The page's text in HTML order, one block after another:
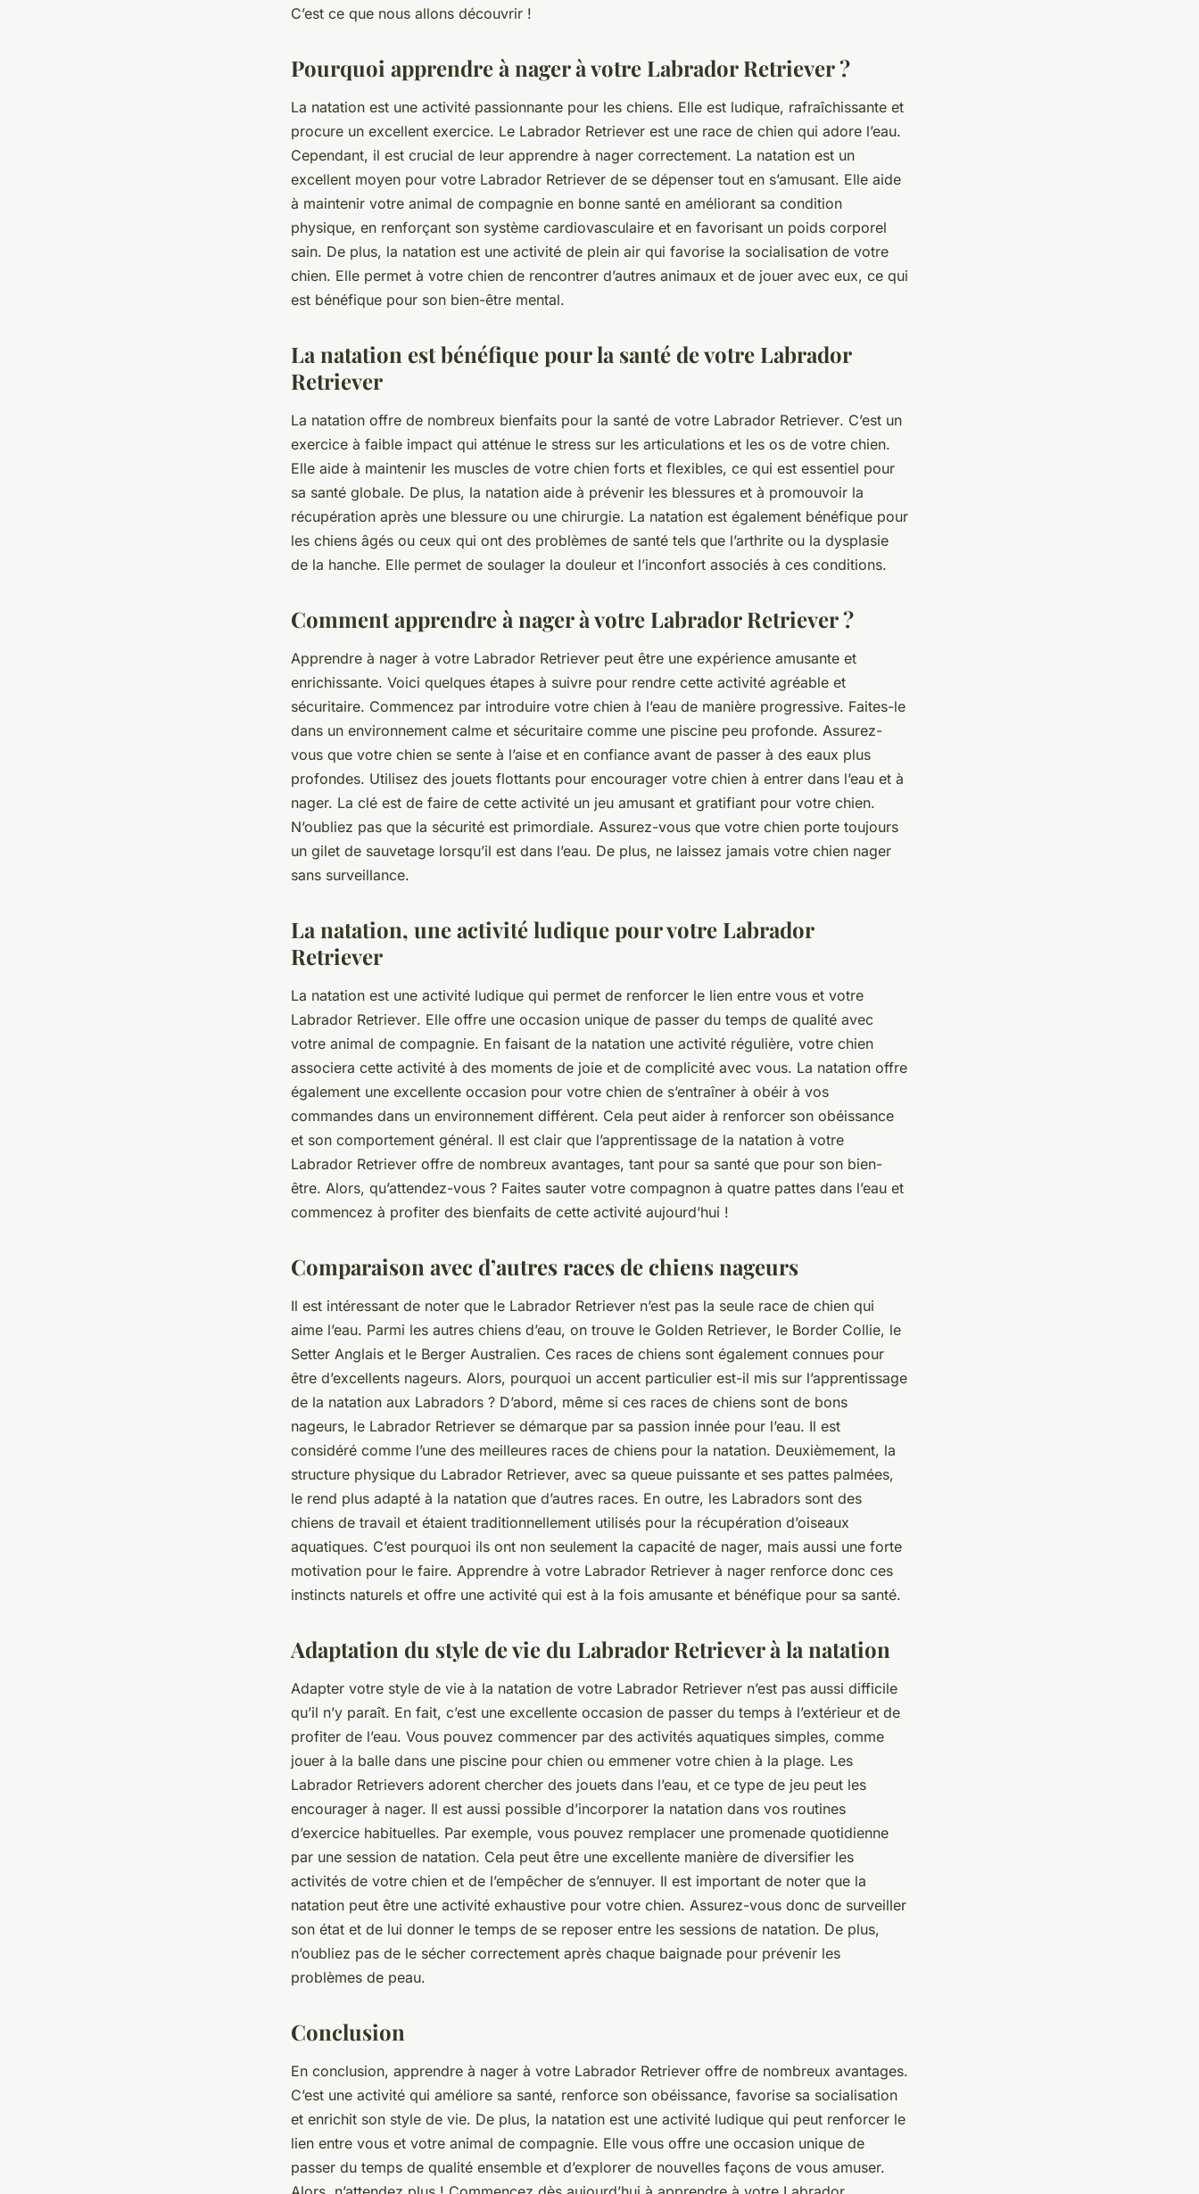
C’est ce que nous allons découvrir !
Pourquoi apprendre à nager à votre Labrador Retriever ?
La natation est une activité passionnante pour les chiens. Elle est ludique, rafraîchissante et
procure un excellent exercice. Le Labrador Retriever est une race de chien qui adore l’eau.
Cependant, il est crucial de leur apprendre à nager correctement. La natation est un
excellent moyen pour votre Labrador Retriever de se dépenser tout en s’amusant. Elle aide
à maintenir votre animal de compagnie en bonne santé en améliorant sa condition
physique, en renforçant son système cardiovasculaire et en favorisant un poids corporel
sain. De plus, la natation est une activité de plein air qui favorise la socialisation de votre
chien. Elle permet à votre chien de rencontrer d’autres animaux et de jouer avec eux, ce qui
est bénéfique pour son bien-être mental.
La natation est bénéfique pour la santé de votre Labrador
Retriever
La natation offre de nombreux bienfaits pour la santé de votre Labrador Retriever. C’est un
exercice à faible impact qui atténue le stress sur les articulations et les os de votre chien.
Elle aide à maintenir les muscles de votre chien forts et flexibles, ce qui est essentiel pour
sa santé globale. De plus, la natation aide à prévenir les blessures et à promouvoir la
récupération après une blessure ou une chirurgie. La natation est également bénéfique pour
les chiens âgés ou ceux qui ont des problèmes de santé tels que l’arthrite ou la dysplasie
de la hanche. Elle permet de soulager la douleur et l’inconfort associés à ces conditions.
Comment apprendre à nager à votre Labrador Retriever ?
Apprendre à nager à votre Labrador Retriever peut être une expérience amusante et
enrichissante. Voici quelques étapes à suivre pour rendre cette activité agréable et
sécuritaire. Commencez par introduire votre chien à l’eau de manière progressive. Faites-le
dans un environnement calme et sécuritaire comme une piscine peu profonde. Assurez-
vous que votre chien se sente à l’aise et en confiance avant de passer à des eaux plus
profondes. Utilisez des jouets flottants pour encourager votre chien à entrer dans l’eau et à
nager. La clé est de faire de cette activité un jeu amusant et gratifiant pour votre chien.
N’oubliez pas que la sécurité est primordiale. Assurez-vous que votre chien porte toujours
un gilet de sauvetage lorsqu’il est dans l’eau. De plus, ne laissez jamais votre chien nager
sans surveillance.
La natation, une activité ludique pour votre Labrador
Retriever
La natation est une activité ludique qui permet de renforcer le lien entre vous et votre
Labrador Retriever. Elle offre une occasion unique de passer du temps de qualité avec
votre animal de compagnie. En faisant de la natation une activité régulière, votre chien
associera cette activité à des moments de joie et de complicité avec vous. La natation offre
également une excellente occasion pour votre chien de s’entraîner à obéir à vos
commandes dans un environnement différent. Cela peut aider à renforcer son obéissance
et son comportement général. Il est clair que l’apprentissage de la natation à votre
Labrador Retriever offre de nombreux avantages, tant pour sa santé que pour son bien-
être. Alors, qu’attendez-vous ? Faites sauter votre compagnon à quatre pattes dans l’eau et
commencez à profiter des bienfaits de cette activité aujourd’hui !
Comparaison avec d’autres races de chiens nageurs
Il est intéressant de noter que le Labrador Retriever n’est pas la seule race de chien qui
aime l’eau. Parmi les autres chiens d’eau, on trouve le Golden Retriever, le Border Collie, le
Setter Anglais et le Berger Australien. Ces races de chiens sont également connues pour
être d’excellents nageurs. Alors, pourquoi un accent particulier est-il mis sur l’apprentissage
de la natation aux Labradors ? D’abord, même si ces races de chiens sont de bons
nageurs, le Labrador Retriever se démarque par sa passion innée pour l’eau. Il est
considéré comme l’une des meilleures races de chiens pour la natation. Deuxièmement, la
structure physique du Labrador Retriever, avec sa queue puissante et ses pattes palmées,
le rend plus adapté à la natation que d’autres races. En outre, les Labradors sont des
chiens de travail et étaient traditionnellement utilisés pour la récupération d’oiseaux
aquatiques. C’est pourquoi ils ont non seulement la capacité de nager, mais aussi une forte
motivation pour le faire. Apprendre à votre Labrador Retriever à nager renforce donc ces
instincts naturels et offre une activité qui est à la fois amusante et bénéfique pour sa santé.
Adaptation du style de vie du Labrador Retriever à la natation
Adapter votre style de vie à la natation de votre Labrador Retriever n’est pas aussi difficile
qu’il n’y paraît. En fait, c’est une excellente occasion de passer du temps à l’extérieur et de
profiter de l’eau. Vous pouvez commencer par des activités aquatiques simples, comme
jouer à la balle dans une piscine pour chien ou emmener votre chien à la plage. Les
Labrador Retrievers adorent chercher des jouets dans l’eau, et ce type de jeu peut les
encourager à nager. Il est aussi possible d’incorporer la natation dans vos routines
d’exercice habituelles. Par exemple, vous pouvez remplacer une promenade quotidienne
par une session de natation. Cela peut être une excellente manière de diversifier les
activités de votre chien et de l’empêcher de s’ennuyer. Il est important de noter que la
natation peut être une activité exhaustive pour votre chien. Assurez-vous donc de surveiller
son état et de lui donner le temps de se reposer entre les sessions de natation. De plus,
n’oubliez pas de le sécher correctement après chaque baignade pour prévenir les
problèmes de peau.
Conclusion
En conclusion, apprendre à nager à votre Labrador Retriever offre de nombreux avantages.
C’est une activité qui améliore sa santé, renforce son obéissance, favorise sa socialisation
et enrichit son style de vie. De plus, la natation est une activité ludique qui peut renforcer le
lien entre vous et votre animal de compagnie. Elle vous offre une occasion unique de
passer du temps de qualité ensemble et d’explorer de nouvelles façons de vous amuser.